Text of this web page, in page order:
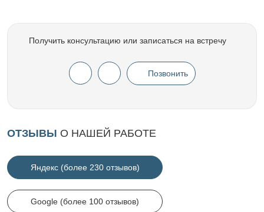
Получить консультацию или записаться на встречу
Позвонить
ОТЗЫВЫ О НАШЕЙ РАБОТЕ
Яндекс (более 230 отзывов)
Google (более 100 отзывов)